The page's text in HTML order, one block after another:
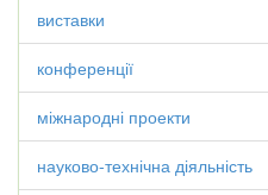
виставки
конференції
міжнародні проекти
науково-технічна діяльність